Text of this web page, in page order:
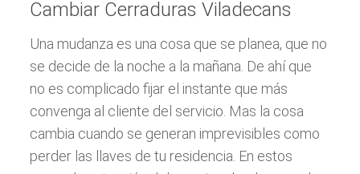
Cambiar Cerraduras Viladecans
Una mudanza es una cosa que se planea, que no
se decide de la noche a la mañana. De ahí que
no es complicado fijar el instante que más
convenga al cliente del servicio. Mas la cosa
cambia cuando se generan imprevisibles como
perder las llaves de tu residencia. En estos